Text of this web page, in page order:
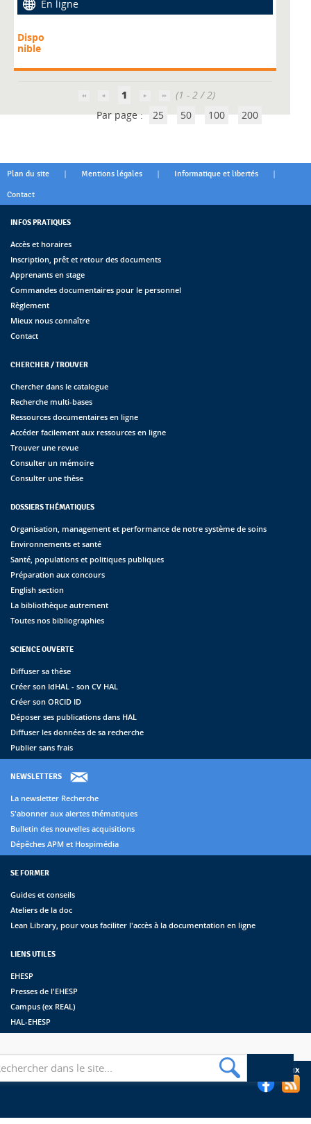
En ligne
Dispo
nible
1
(1 - 2 / 2)
Par page : 25 50 100 200
Plan du site | Mentions légales | Informatique et libertés |
Contact
INFOS PRATIQUES
Accès et horaires
Inscription, prêt et retour des documents
Apprenants en stage
Commandes documentaires pour le personnel
Règlement
Mieux nous connaître
Contact
CHERCHER / TROUVER
Chercher dans le catalogue
Recherche multi-bases
Ressources documentaires en ligne
Accéder facilement aux ressources en ligne
Trouver une revue
Consulter un mémoire
Consulter une thèse
DOSSIERS THÉMATIQUES
Organisation, management et performance de notre système de soins
Environnements et santé
Santé, populations et politiques publiques
Préparation aux concours
English section
La bibliothèque autrement
Toutes nos bibliographies
SCIENCE OUVERTE
Diffuser sa thèse
Créer son IdHAL - son CV HAL
Créer son ORCID ID
Déposer ses publications dans HAL
Diffuser les données de sa recherche
Publier sans frais
NEWSLETTERS
La newsletter Recherche
S'abonner aux alertes thématiques
Bulletin des nouvelles acquisitions
Dépêches APM et Hospimédia
SE FORMER
Guides et conseils
Ateliers de la doc
Lean Library, pour vous faciliter l'accès à la documentation en ligne
LIENS UTILES
EHESP
Presses de l'EHESP
Campus (ex REAL)
HAL-EHESP
Suivez les bibliothèques de l'EHESP sur les réseaux sociaux